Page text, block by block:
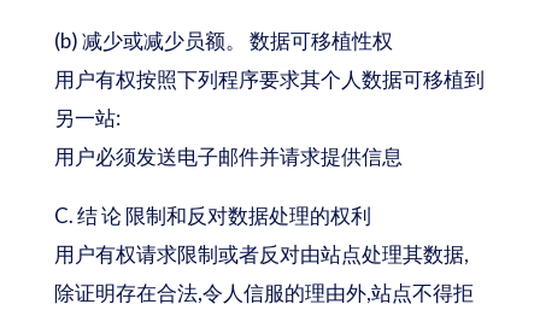
(b) 减少或减少员额。 数据可移植性权
用户有权按照下列程序要求其个人数据可移植到
另一站:
用户必须发送电子邮件并请求提供信息
C. 结 论 限制和反对数据处理的权利
用户有权请求限制或者反对由站点处理其数据,
除证明存在合法,令人信服的理由外,站点不得拒